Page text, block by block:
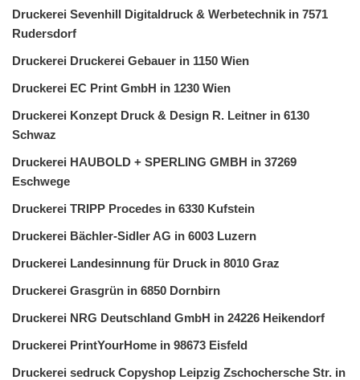
Druckerei Sevenhill Digitaldruck & Werbetechnik in 7571
Rudersdorf
Druckerei Druckerei Gebauer in 1150 Wien
Druckerei EC Print GmbH in 1230 Wien
Druckerei Konzept Druck & Design R. Leitner in 6130
Schwaz
Druckerei HAUBOLD + SPERLING GMBH in 37269
Eschwege
Druckerei TRIPP Procedes in 6330 Kufstein
Druckerei Bächler-Sidler AG in 6003 Luzern
Druckerei Landesinnung für Druck in 8010 Graz
Druckerei Grasgrün in 6850 Dornbirn
Druckerei NRG Deutschland GmbH in 24226 Heikendorf
Druckerei PrintYourHome in 98673 Eisfeld
Druckerei sedruck Copyshop Leipzig Zschochersche Str. in